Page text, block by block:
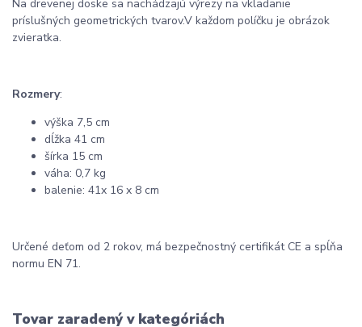
Na drevenej doske sa nachádzajú výrezy na vkladanie
príslušných geometrických tvarov.V každom políčku je obrázok
zvieratka.
Rozmery:
výška 7,5 cm
dĺžka 41 cm
šírka 15 cm
váha: 0,7 kg
balenie: 41x 16 x 8 cm
Určené deťom od 2 rokov, má bezpečnostný certifikát CE a spĺňa
normu EN 71.
Tovar zaradený v kategóriách